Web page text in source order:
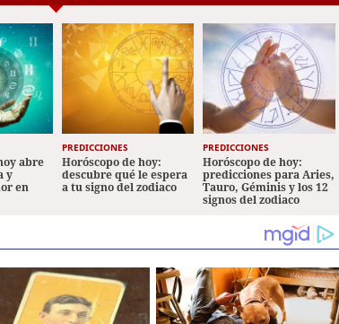
abre
y
en
PREDICCIONES
Horóscopo de hoy:
descubre qué le espera
a tu signo del zodiaco
PREDICCIONES
Horóscopo de hoy:
predicciones para Aries,
Tauro, Géminis y los 12
signos del zodiaco